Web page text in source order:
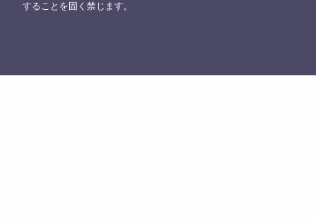
することを固く禁じます。